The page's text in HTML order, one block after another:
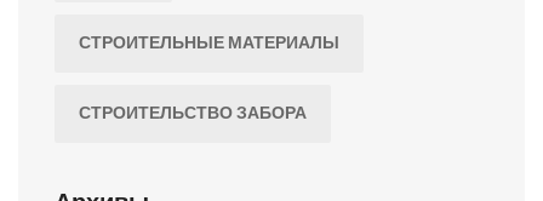
СТРОИТЕЛЬНЫЕ МАТЕРИАЛЫ
СТРОИТЕЛЬСТВО ЗАБОРА